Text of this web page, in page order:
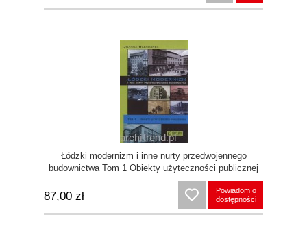
Łódzki modernizm i inne nurty przedwojennego
budownictwa Tom 1 Obiekty użyteczności publicznej
87,00 zł
Powiadom o
dostępności